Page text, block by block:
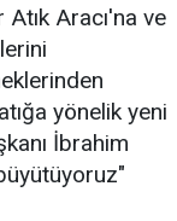
Aracı'na ve
yönelik yeni
İbrahim